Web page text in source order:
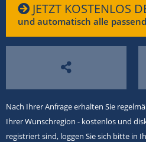
JETZT KOSTENLOS
und automatisch alle
Nach Ihrer Anfrage erhalten Sie
Ihrer Wunschregion - kostenlos und
registriert sind, loggen Sie sich bitte in